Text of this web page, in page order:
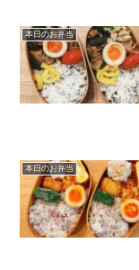
本日のお弁当
本日のお弁当